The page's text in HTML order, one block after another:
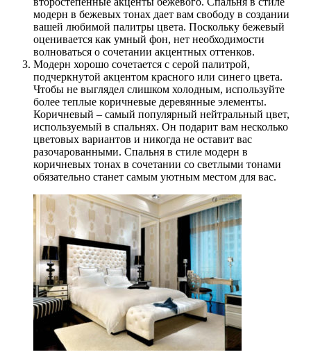
модерн в бежевых тонах дает вам свободу в создании
вашей любимой палитры цвета. Поскольку бежевый
оценивается как умный фон, нет необходимости
волноваться о сочетании акцентных оттенков.
Модерн хорошо сочетается с серой палитрой,
подчеркнутой акцентом красного или синего цвета.
Чтобы не выглядел слишком холодным, используйте
более теплые коричневые деревянные элементы.
Коричневый – самый популярный нейтральный цвет,
используемый в спальнях. Он подарит вам несколько
цветовых вариантов и никогда не оставит вас
разочарованными. Спальня в стиле модерн в
коричневых тонах в сочетании со светлыми тонами
обязательно станет самым уютным местом для вас.